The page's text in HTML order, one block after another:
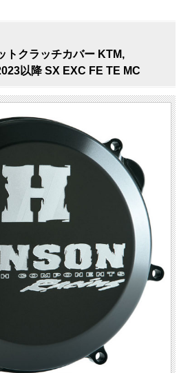
トクラッチカバー KTM,
以降 SX EXC FE TE MC